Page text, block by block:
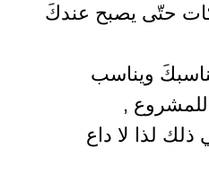
حتّى يصبح عندكَ
يناسبكَ ويناسب
,
لذا لا داع